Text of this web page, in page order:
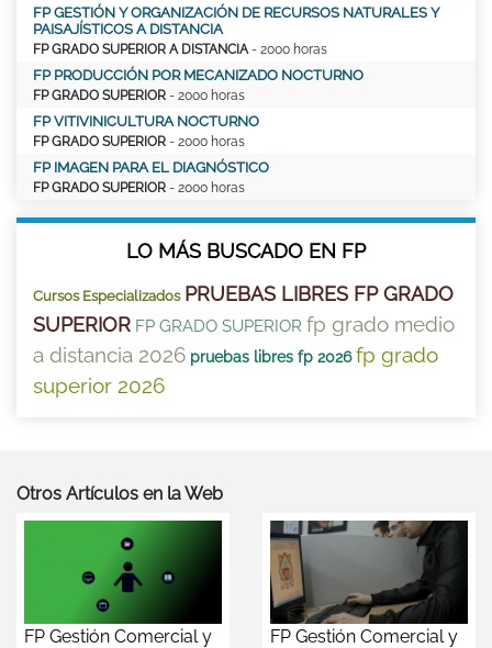
FP GESTIÓN Y ORGANIZACIÓN DE RECURSOS NATURALES Y
PAISAJÍSTICOS A DISTANCIA
FP GRADO SUPERIOR A DISTANCIA - 2000 horas
FP PRODUCCIÓN POR MECANIZADO NOCTURNO
FP GRADO SUPERIOR - 2000 horas
FP VITIVINICULTURA NOCTURNO
FP GRADO SUPERIOR - 2000 horas
FP IMAGEN PARA EL DIAGNÓSTICO
FP GRADO SUPERIOR - 2000 horas
LO MÁS BUSCADO EN FP
Cursos Especializados PRUEBAS LIBRES FP GRADO
SUPERIOR FP GRADO SUPERIOR fp grado medio
a distancia 2026 pruebas libres fp 2026 fp grado
superior 2026
Otros Artículos en la Web
FP Gestión Comercial y
FP Gestión Comercial y